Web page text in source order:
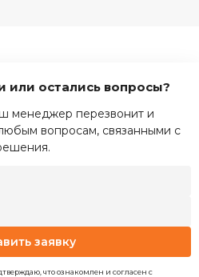
или остались вопросы?
менеджер перезвонит и
вопросам, связанными с
заявку
что ознакомлен и согласен с